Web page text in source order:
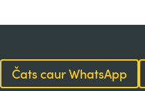
Čats caur WhatsApp